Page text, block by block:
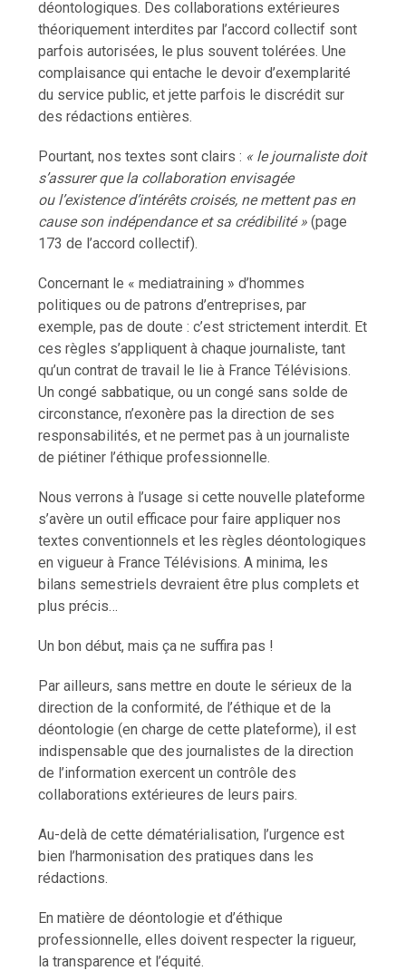
déontologiques. Des collaborations extérieures
théoriquement interdites par l’accord collectif sont
parfois autorisées, le plus souvent tolérées. Une
complaisance qui entache le devoir d’exemplarité
du service public, et jette parfois le discrédit sur
des rédactions entières.
Pourtant, nos textes sont clairs : « le journaliste doit
s’assurer que la collaboration envisagée
ou l’existence d’intérêts croisés, ne mettent pas en
cause son indépendance et sa crédibilité »(page
173 de l’accord collectif).
Concernant le « mediatraining » d’hommes
politiques ou de patrons d’entreprises, par
exemple, pas de doute : c’est strictement interdit. Et
ces règles s’appliquent à chaque journaliste, tant
qu’un contrat de travail le lie à France Télévisions.
Un congé sabbatique, ou un congé sans solde de
circonstance, n’exonère pas la direction de ses
responsabilités, et ne permet pas à un journaliste
de piétiner l’éthique professionnelle.
Nous verrons à l’usage si cette nouvelle plateforme
s’avère un outil efficace pour faire appliquer nos
textes conventionnels et les règles déontologiques
en vigueur à France Télévisions. A minima, les
bilans semestriels devraient être plus complets et
plus précis…
Un bon début, mais ça ne suffira pas !
Par ailleurs, sans mettre en doute le sérieux de la
direction de la conformité, de l’éthique et de la
déontologie (en charge de cette plateforme), il est
indispensable que des journalistes de la direction
de l’information exercent un contrôle des
collaborations extérieures de leurs pairs.
Au-delà de cette dématérialisation, l’urgence est
bien l’harmonisation des pratiques dans les
rédactions.
En matière de déontologie et d’éthique
professionnelle, elles doivent respecter la rigueur,
la transparence et l’équité.